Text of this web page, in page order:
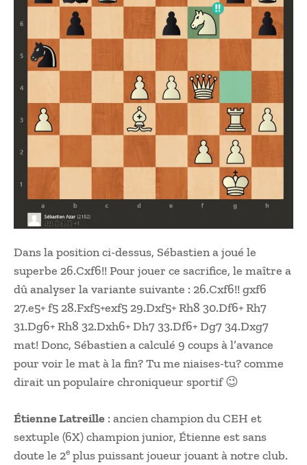
Dans la position ci-dessus, Sébastien a joué le
superbe 26.Cxf6!! Pour jouer ce sacrifice, le maître a
dû analyser la variante suivante : 26.Cxf6!! gxf6
27.e5+ f5 28.Fxf5+exf5 29.Dxf5+ Rh8 30.Df6+ Rh7
31.Dg6+ Rh8 32.Dxh6+ Dh7 33.Df6+ Dg7 34.Dxg7
mat! Donc, Sébastien a calculé 9 coups à l’avance
pour voir le mat à la fin? Tu me niaises-tu? comme
dirait un populaire chroniqueur sportif 😉
Étienne Latreille : ancien champion du CEH et
sextuple (6X) champion junior, Étienne est sans
doute le 2e plus puissant joueur jouant à notre club.